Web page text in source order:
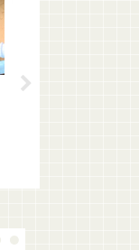
清水美蘭『スス